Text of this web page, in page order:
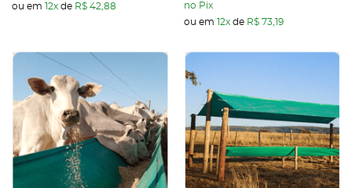
ou em 12x de R$ 42,88
no Pix
ou em 12x de R$ 73,19